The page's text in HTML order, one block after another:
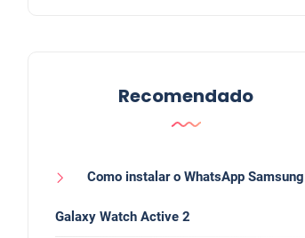
Recomendado
Como instalar o WhatsApp Samsung
Galaxy Watch Active 2